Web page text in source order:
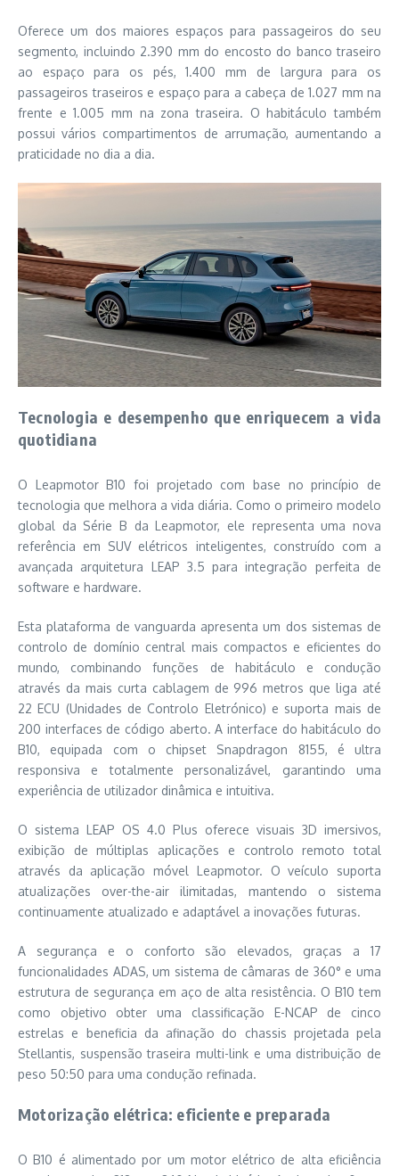
Oferece um dos maiores espaços para passageiros do seu
segmento, incluindo 2.390 mm do encosto do banco traseiro
ao espaço para os pés, 1.400 mm de largura para os
passageiros traseiros e espaço para a cabeça de 1.027 mm na
frente e 1.005 mm na zona traseira. O habitáculo também
possui vários compartimentos de arrumação, aumentando a
praticidade no dia a dia.
Tecnologia e desempenho que enriquecem a vida
quotidiana
O Leapmotor B10 foi projetado com base no princípio de
tecnologia que melhora a vida diária. Como o primeiro modelo
global da Série B da Leapmotor, ele representa uma nova
referência em SUV elétricos inteligentes, construído com a
avançada arquitetura LEAP 3.5 para integração perfeita de
software e hardware.
Esta plataforma de vanguarda apresenta um dos sistemas de
controlo de domínio central mais compactos e eficientes do
mundo, combinando funções de habitáculo e condução
através da mais curta cablagem de 996 metros que liga até
22 ECU (Unidades de Controlo Eletrónico) e suporta mais de
200 interfaces de código aberto. A interface do habitáculo do
B10, equipada com o chipset Snapdragon 8155, é ultra
responsiva e totalmente personalizável, garantindo uma
experiência de utilizador dinâmica e intuitiva.
O sistema LEAP OS 4.0 Plus oferece visuais 3D imersivos,
exibição de múltiplas aplicações e controlo remoto total
através da aplicação móvel Leapmotor. O veículo suporta
atualizações over-the-air ilimitadas, mantendo o sistema
continuamente atualizado e adaptável a inovações futuras.
A segurança e o conforto são elevados, graças a 17
funcionalidades ADAS, um sistema de câmaras de 360° e uma
estrutura de segurança em aço de alta resistência. O B10 tem
como objetivo obter uma classificação E-NCAP de cinco
estrelas e beneficia da afinação do chassis projetada pela
Stellantis, suspensão traseira multi-link e uma distribuição de
peso 50:50 para uma condução refinada.
Motorização elétrica: eficiente e preparada
O B10 é alimentado por um motor elétrico de alta eficiência